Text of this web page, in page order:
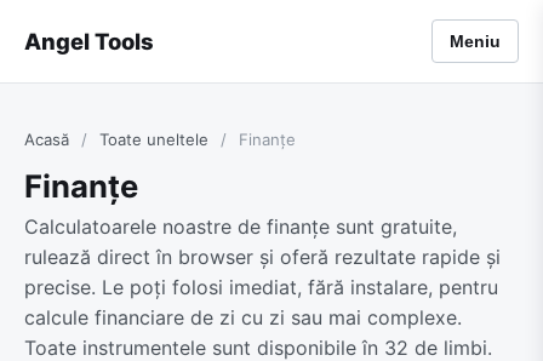
Angel Tools Meniu
Acasă / Toate uneltele / Finanțe
Finanțe
Calculatoarele noastre de finanțe sunt gratuite,
rulează direct în browser și oferă rezultate rapide și
precise. Le poți folosi imediat, fără instalare, pentru
calcule financiare de zi cu zi sau mai complexe.
Toate instrumentele sunt disponibile în 32 de limbi.